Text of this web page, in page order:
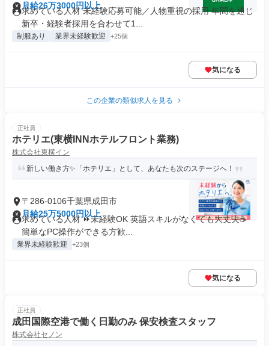
月給26万3000円以上
求めている人材 未経験応募可能／人物重視の採用 年間を通じ
新卒・経験者採用を合わせて1...
制服あり 業界未経験歓迎 +25個
気になる
この企業の類似求人を見る
正社員
ホテリエ(東横INNホテルフロント業務)
株式会社東横イン
新しい働き方✨「ホテリエ」として、あなたも次のステージへ！
〒286-0106千葉県成田市
月給25万5000円以上
求めている人材 ⏩未経験OK 英語スキルがなくても大丈夫☕
簡単なPC操作ができる方歓...
業界未経験歓迎 +23個
気になる
正社員
成田国際空港で働く日勤のみ 保安検査スタッフ
株式会社セノン